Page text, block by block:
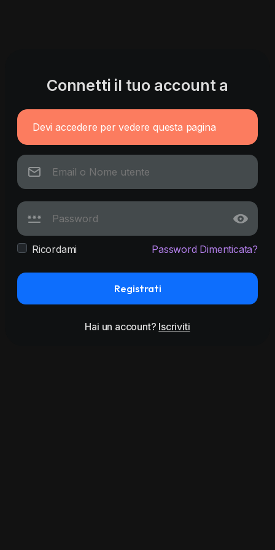
Connetti il tuo account a
Devi accedere per vedere questa pagina
Ricordami Password Dimenticata?
Registrati
Hai un account? Iscriviti